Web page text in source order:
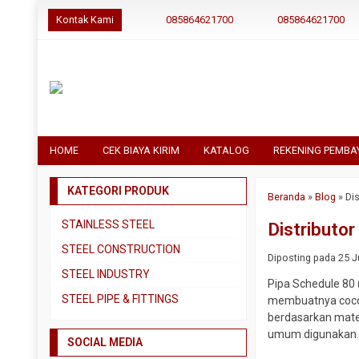
Kontak Kami 085864621700 085864621700
HOME CEK BIAYA KIRIM KATALOG REKENING
Beranda »Blog »
Distributor
Diposting pada 25
Pipa Schedule
membuatnya
berdasarkan
umum digunakan.
KATEGORI PRODUK
STAINLESS STEEL
Pipa SS304
Pipa SS310
Pipa SS316
Plat Bordes SS304
STEEL CONSTRUCTION
Besi Beton
Besi CNP
Besi UNP
STEEL INDUSTRY
Dual Plate
Plat A285 GR C
STEEL PIPE & FITTINGS
Ball Valve
SOCIAL MEDIA